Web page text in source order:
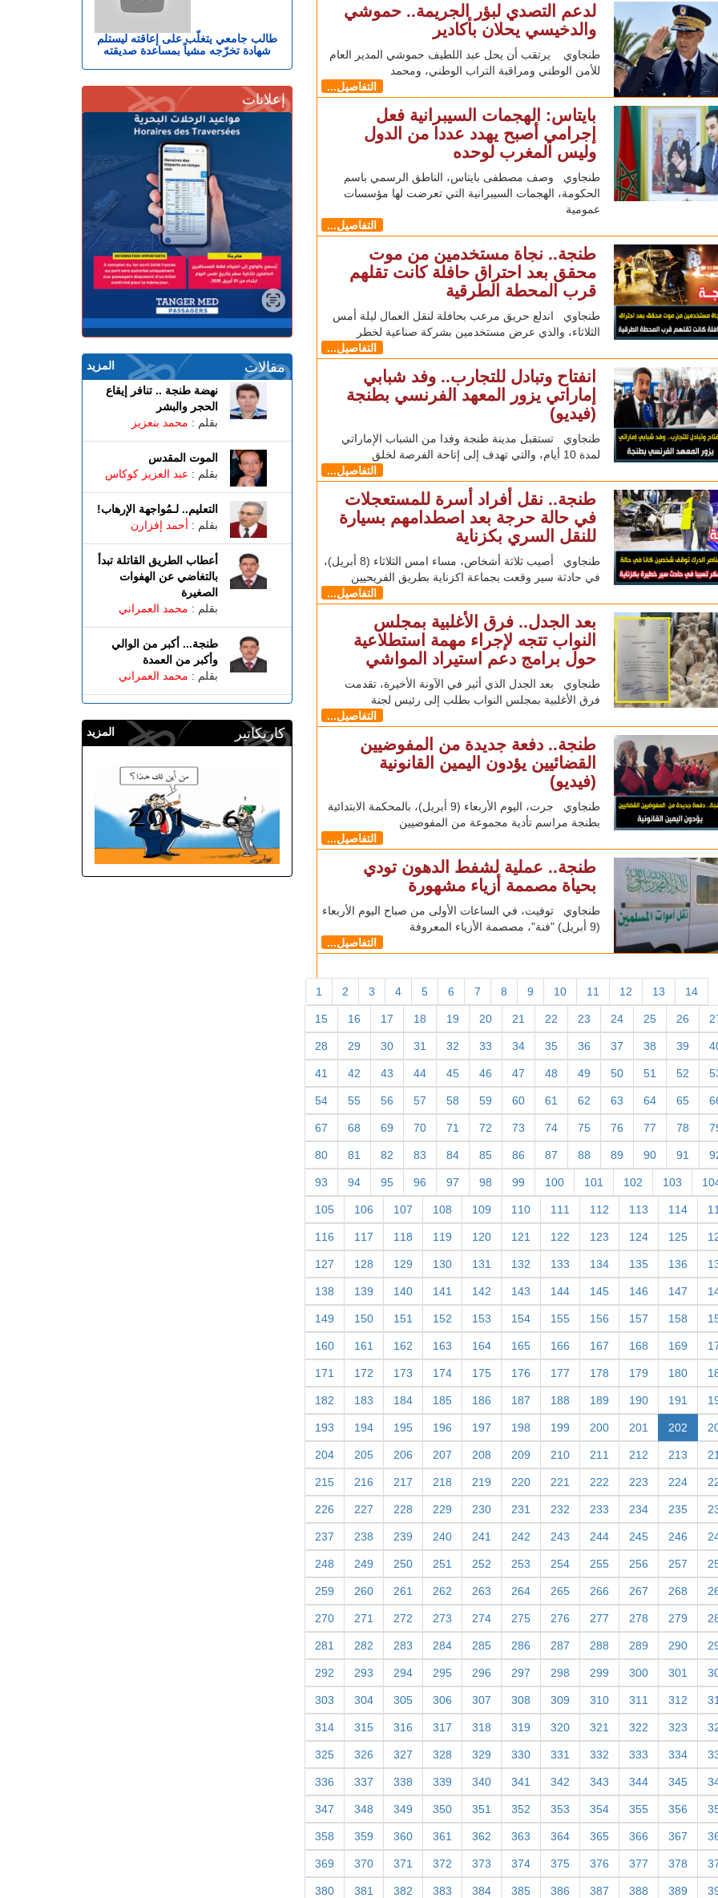
لدعم التصدي لبؤر الجريمة.. حموشي
والدخيسي يحلان بأكادير
طنجاوي يرتقب أن يحل عبد اللطيف حموشي المدير العام
للأمن الوطني ومراقبة التراب الوطني، ومحمد
التفاصيل...
بايتاس: الهجمات السيبرانية فعل
إجرامي أصبح يهدد عددا من الدول
وليس المغرب لوحده
طنجاوي وصف مصطفى بايتاس، الناطق الرسمي باسم
الحكومة، الهجمات السيبرانية التي تعرضت لها مؤسسات
عمومية
التفاصيل...
طنجة.. نجاة مستخدمين من موت
محقق بعد احتراق حافلة كانت تقلهم
قرب المحطة الطرقية
طنجاوي اندلع حريق مرعب بحافلة لنقل العمال ليلة أمس
الثلاثاء، والذي عرض مستخدمين بشركة صناعية لخطر
التفاصيل...
انفتاح وتبادل للتجارب.. وفد شبابي
إماراتي يزور المعهد الفرنسي بطنجة
(فيديو)
طنجاوي تستقبل مدينة طنجة وفدا من الشباب الإماراتي
لمدة 10 أيام، والتي تهدف إلى إتاحة الفرصة لخلق
التفاصيل...
طنجة.. نقل أفراد أسرة للمستعجلات
في حالة حرجة بعد اصطدامهم بسيارة
للنقل السري بكزناية
طنجاوي أصيب ثلاثة أشخاص، مساء امس الثلاثاء (8 أبريل)،
في حادثة سير وقعت بجماعة اكزناية بطريق الفريحيين
التفاصيل...
بعد الجدل.. فرق الأغلبية بمجلس
النواب تتجه لإجراء مهمة استطلاعية
حول برامج دعم استيراد المواشي
طنجاوي بعد الجدل الذي أثير في الآونة الأخيرة، تقدمت
فرق الأغلبية بمجلس النواب بطلب إلى رئيس لجنة
التفاصيل...
طنجة.. دفعة جديدة من المفوضيين
القضائيين يؤدون اليمين القانونية
(فيديو)
طنجاوي جرت، اليوم الأربعاء (9 أبريل)، بالمحكمة الابتدائية
بطنجة مراسم تأدية مجموعة من المفوضيين
التفاصيل...
طنجة.. عملية لشفط الدهون تودي
بحياة مصممة أزياء مشهورة
طنجاوي توفيت، في الساعات الأولى من صباح اليوم الأربعاء
(9 أبريل) "فنة"، مصصمة الأزياء المعروفة
التفاصيل...
1 2 3 4 5 6 7 8 9 10 11 12 13 14
15 16 17 18 19 20 21 22 23 24 25 26
28 29 30 31 32 33 34 35 36 37 38 39
41 42 43 44 45 46 47 48 49 50 51 52
54 55 56 57 58 59 60 61 62 63 64 65
67 68 69 70 71 72 73 74 75 76 77 78
80 81 82 83 84 85 86 87 88 89 90 91
93 94 95 96 97 98 99 100 101 102 103
105 106 107 108 109 110 111 112 113 114
116 117 118 119 120 121 122 123 124 125
127 128 129 130 131 132 133 134 135 136
138 139 140 141 142 143 144 145 146 147
149 150 151 152 153 154 155 156 157 158
160 161 162 163 164 165 166 167 168 169
171 172 173 174 175 176 177 178 179 180
182 183 184 185 186 187 188 189 190 191
193 194 195 196 197 198 199 200 201 202
204 205 206 207 208 209 210 211 212 213
215 216 217 218 219 220 221 222 223 224
226 227 228 229 230 231 232 233 234 235
237 238 239 240 241 242 243 244 245 246
248 249 250 251 252 253 254 255 256 257
259 260 261 262 263 264 265 266 267 268
270 271 272 273 274 275 276 277 278 279
281 282 283 284 285 286 287 288 289 290
292 293 294 295 296 297 298 299 300 301
303 304 305 306 307 308 309 310 311 312
314 315 316 317 318 319 320 321 322 323
325 326 327 328 329 330 331 332 333 334
336 337 338 339 340 341 342 343 344 345
347 348 349 350 351 352 353 354 355 356
358 359 360 361 362 363 364 365 366 367
369 370 371 372 373 374 375 376 377 378
380 381 382 383 384 385 386 387 388 389
طالب جامعي يتغلّب على إعاقته ليستلم
شهادة تخرّجه مشياً بمساعدة صديقته
إعلانات
المزيد مقالات
نهضة طنجة .. تنافر إيقاع
الحجر والبشر
بقلم : محمد بنعزيز
الموت المقدس
بقلم : عبد العزيز كوكاس
التعليم.. لـمُواجهة الإرهاب!
بقلم : أحمد إفزارن
أعطاب الطريق القاتلة تبدأ
بالتغاضي عن الهفوات
الصغيرة
بقلم : محمد العمراني
طنجة... أكبر من الوالي
وأكبر من العمدة
بقلم : محمد العمراني
المزيد كاريكاتير